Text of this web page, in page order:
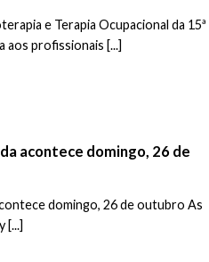
e Terapia Ocupacional da 15ª
aos profissionais [...]
acontece domingo, 26 de
domingo, 26 de outubro As
[...]